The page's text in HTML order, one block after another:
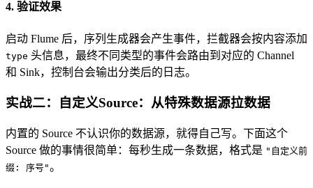
4. 验证效果
启动 Flume 后，序列生成器会产生事件，拦截器会按内容添加
type 头信息，最终不同类型的事件会路由到对应的 Channel
和 Sink，控制台会输出分类后的日志。
实战二：自定义Source：从特殊数据源拉数据
内置的 Source 不认识你的数据源，就得自己写。下面这个
Source 做的事情很简单：每秒生成一条数据，格式是 "自定义前
缀: 序号"。